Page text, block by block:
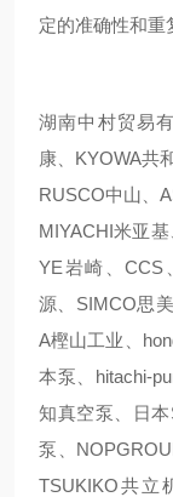
定的准确性和重
湖南中村贸易
康、KYOWA共
RUSCO中山、
MIYACHI米亚
YE岩崎、CCS
源、SIMCO思
A樫山工业、
本泵、hitachi-
知真空泵、日
泵、
TSUKIKO共立